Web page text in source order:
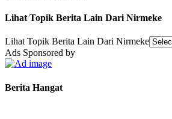
Lihat Topik Berita Lain Dari Nirmeke
Lihat Topik Berita Lain Dari Nirmeke
Ads Sponsored by
Berita Hangat